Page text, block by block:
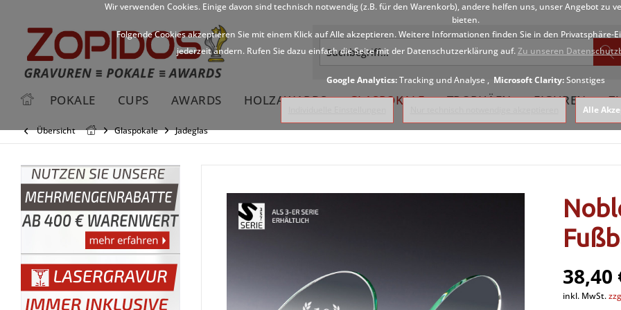
POKALE CUPS AWARDS HOLZAWARDS GLASPOKALE TROPHÄEN FIGUREN
Übersicht Glaspokale Jadeglas
38,40
inkl. MwSt.
Wir verwenden Cookies. Einige davon sind technisch notwendig (z.B. für den Warenkorb), andere helfen uns, unser Angebot zu
bieten.
Folgende Cookies akzeptieren Sie mit einem Klick auf Alle akzeptieren. Weitere Informationen finden Sie in den
jederzeit ändern. Rufen Sie dazu einfach die Seite mit der Datenschutzerklärung auf.Zu unseren
Google Analytics:Tracking und Analyse , Microsoft Clarity:Sonstiges
Alle